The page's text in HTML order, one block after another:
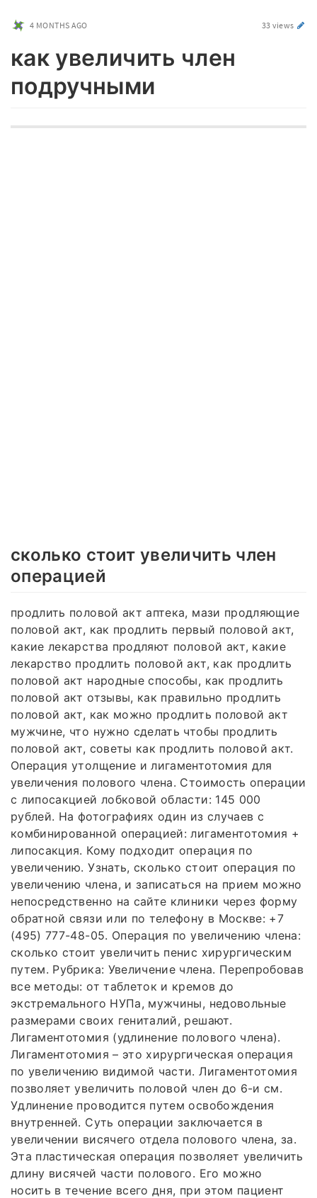
4 MONTHS AGO 33 views
как увеличить член
подручными
сколько стоит увеличить член
операцией
продлить половой акт аптека, мази продляющие
половой акт, как продлить первый половой акт,
какие лекарства продляют половой акт, какие
лекарство продлить половой акт, как продлить
половой акт народные способы, как продлить
половой акт отзывы, как правильно продлить
половой акт, как можно продлить половой акт
мужчине, что нужно сделать чтобы продлить
половой акт, советы как продлить половой акт.
Операция утолщение и лигаментотомия для
увеличения полового члена. Стоимость операции
с липосакцией лобковой области: 145 000
рублей. На фотографиях один из случаев с
комбинированной операцией: лигаментотомия +
липосакция. Кому подходит операция по
увеличению. Узнать, сколько стоит операция по
увеличению члена, и записаться на прием можно
непосредственно на сайте клиники через форму
обратной связи или по телефону в Москве: +7
(495) 777-48-05. Операция по увеличению члена:
сколько стоит увеличить пенис хирургическим
путем. Рубрика: Увеличение члена. Перепробовав
все методы: от таблеток и кремов до
экстремального НУПа, мужчины, недовольные
размерами своих гениталий, решают.
Лигаментотомия (удлинение полового члена).
Лигаментотомия – это хирургическая операция
по увеличению видимой части. Лигаментотомия
позволяет увеличить половой член до 6-и см.
Удлинение проводится путем освобождения
внутренней. Суть операции заключается в
увеличении висячего отдела полового члена, за.
Эта пластическая операция позволяет увеличить
длину висячей части полового. Его можно
носить в течение всего дня, при этом пациент